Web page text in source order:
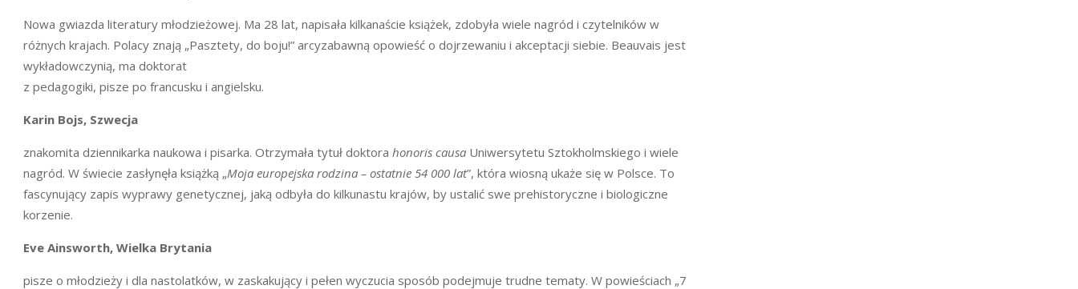
Nowa gwiazda literatury młodzieżowej. Ma 28 lat, napisała kilkanaście książek, zdobyła wiele nagród i czytelników w
różnych krajach. Polacy znają „Pasztety, do boju!” arcyzabawną opowieść o dojrzewaniu i akceptacji siebie. Beauvais jest
wykładowczynią, ma doktorat
z pedagogiki, pisze po francusku i angielsku.
Karin Bojs, Szwecja
znakomita dziennikarka naukowa i pisarka. Otrzymała tytuł doktora honoris causa Uniwersytetu Sztokholmskiego i wiele
nagród. W świecie zasłynęła książką „Moja europejska rodzina – ostatnie 54 000 lat”, która wiosną ukaże się w Polsce. To
fascynujący zapis wyprawy genetycznej, jaką odbyła do kilkunastu krajów, by ustalić swe prehistoryczne i biologiczne
korzenie.
Eve Ainsworth, Wielka Brytania
pisze o młodzieży i dla nastolatków, w zaskakujący i pełen wyczucia sposób podejmuje trudne tematy. W powieściach „7